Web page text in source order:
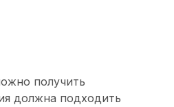
получить
должна подходить